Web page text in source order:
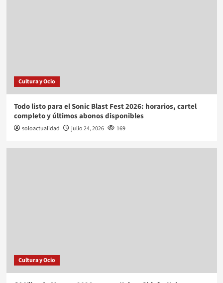
Cultura y Ocio
Todo listo para el Sonic Blast Fest 2026: horarios, cartel
completo y últimos abonos disponibles
soloactualidad julio 24, 2026 169
Cultura y Ocio